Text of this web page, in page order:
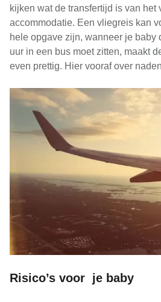
kijken wat de transfertijd is van het
accommodatie. Een vliegreis kan
hele opgave zijn, wanneer je baby
uur in een bus moet zitten, maakt
even prettig. Hier vooraf over
Risico’s voor je baby